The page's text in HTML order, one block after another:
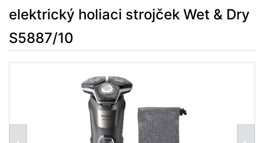
elektrický holiaci strojček Wet & Dry
S5887/10